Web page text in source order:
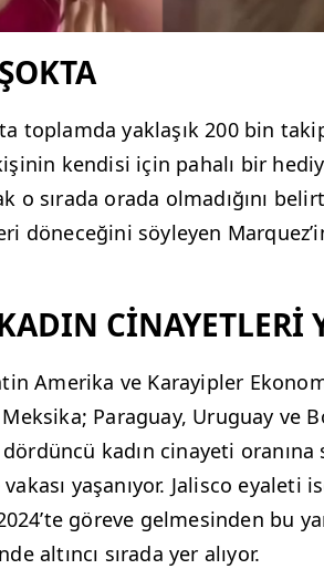
toplamda yaklaşık 200 bin
kendisi için pahalı bir
o sırada orada olmadığını
döneceğini söyleyen
CİNAYETLERİ
Amerika ve Karayipler
Paraguay, Uruguay ve
kadın cinayeti oranına
yaşanıyor. Jalisco eyaleti
göreve gelmesinden bu
altıncı sırada yer alıyor.